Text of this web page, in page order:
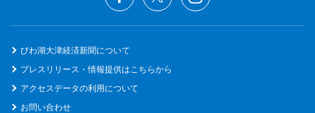
びわ湖大津経済新聞について
プレスリリース・情報提供はこちらから
アクセスデータの利用について
お問い合わせ